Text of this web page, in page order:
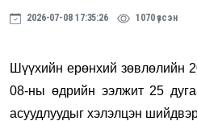
2026-07-08 17:35:26 1070 үзсэн
Шүүхийн ерөнхий зөвлөлийн
08-ны өдрийн ээлжит 25
асуудлуудыг хэлэлцэн